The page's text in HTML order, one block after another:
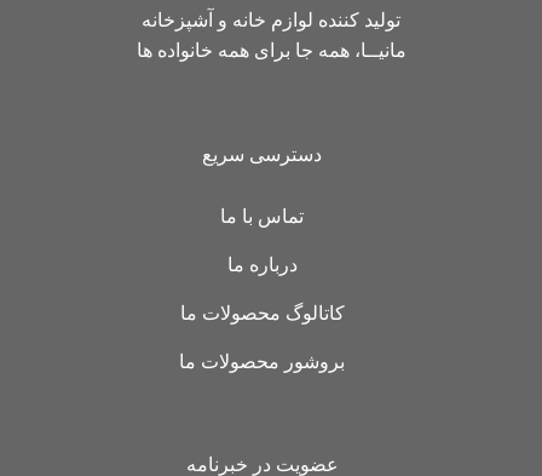
تولید کننده لوازم خانه و آشپزخانه
مانیــا، همه جا برای همه خانواده ها
دسترسی سریع
تماس با ما
درباره ما
کاتالوگ محصولات ما
بروشور محصولات ما
عضویت در خبرنامه